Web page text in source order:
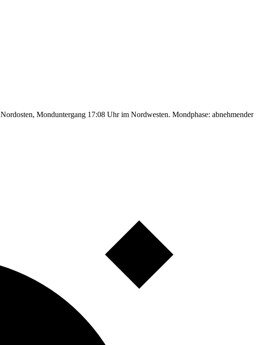
Monduntergang 17:08 Uhr im Nordwesten. Mondphase: abnehmender